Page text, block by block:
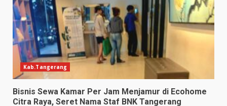
Kab.Tangerang
Bisnis Sewa Kamar Per Jam Menjamur di Ecohome
Citra Raya, Seret Nama Staf BNK Tangerang